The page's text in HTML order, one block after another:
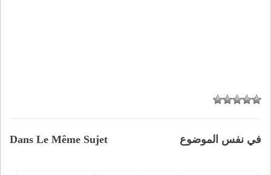
Dans Le Même Sujet في نفس الموضوع